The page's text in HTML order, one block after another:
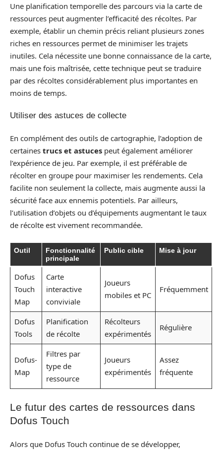
Une planification temporelle des parcours via la carte de
ressources peut augmenter l’efficacité des récoltes. Par
exemple, établir un chemin précis reliant plusieurs zones
riches en ressources permet de minimiser les trajets
inutiles. Cela nécessite une bonne connaissance de la carte,
mais une fois maîtrisée, cette technique peut se traduire
par des récoltes considérablement plus importantes en
moins de temps.
Utiliser des astuces de collecte
En complément des outils de cartographie, l’adoption de
certaines trucs et astuces peut également améliorer
l’expérience de jeu. Par exemple, il est préférable de
récolter en groupe pour maximiser les rendements. Cela
facilite non seulement la collecte, mais augmente aussi la
sécurité face aux ennemis potentiels. Par ailleurs,
l’utilisation d’objets ou d’équipements augmentant le taux
de récolte est vivement recommandée.
Outil
Fonctionnalité
principale
Public cible Mise à jour
Dofus
Touch
Map
Carte
interactive
conviviale
Joueurs
mobiles et PC
Fréquemment
Dofus
Tools
Planification
de récolte
Récolteurs
expérimentés
Régulière
Dofus-
Map
Filtres par
type de
ressource
Joueurs
expérimentés
Assez
fréquente
Le futur des cartes de ressources dans
Dofus Touch
Alors que Dofus Touch continue de se développer,